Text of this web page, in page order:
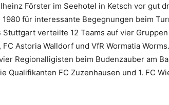
Förster im Seehotel in Ketsch vor gut
für interessante Begegnungen beim
Stuttgart verteilte 12 Teams auf vier
Astoria Walldorf und VfR Wormatia
Regionalligisten beim Budenzauber am
Qualifikanten FC Zuzenhausen und 1. FC